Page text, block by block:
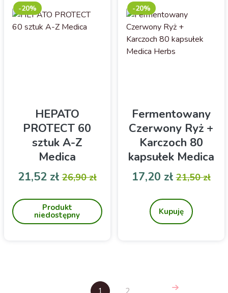
HEPATO
PROTECT 60
sztuk A-Z
Medica
Protect ma na celu
wspomaganie zdrowia
wątroby oraz normalizację
Cena
21,52 złCena podstawowa
26,90 zł
Produkt
niedostępny
-20%
Fermentowany
Czerwony Ryż +
Karczoch 80
kapsułek Medica
Herbs
Cena
17,20 złCena
21,50 zł
Kupuję
-20%
1 2